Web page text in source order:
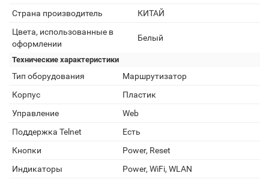
Страна производитель
КИТАЙ
Цвета, использованные в
оформлении
Белый
Технические характеристики
Тип оборудования
Маршрутизатор
Корпус
Пластик
Управление
Web
Поддержка Telnet
Есть
Кнопки
Power, Reset
Индикаторы
Power, WiFi, WLAN